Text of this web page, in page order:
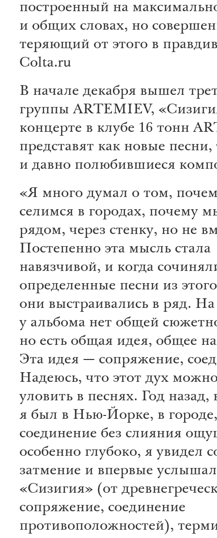
построенный на
и общих словах, но
теряющий от этого в
Colta.ru
В начале декабря вышел
группы ARTEMIEV,
концерте в клубе 16 тонн
представят как новые песни,
и давно полюбившиеся
«Я много думал о том,
селимся в городах, почему
рядом, через стенку, но не
Постепенно эта мысль стала
навязчивой, и когда
определенные песни из
они выстраивались в ряд. На
у альбома нет общей
но есть общая идея, общее
Эта идея — сопряжение,
Надеюсь, что этот дух
уловить в песнях. Год назад,
я был в Нью-Йорке, в городе,
соединение без слияния
особенно глубоко, я увидел
затмение и впервые
«Сизигия» (от
сопряжение, соединение
противоположностей),